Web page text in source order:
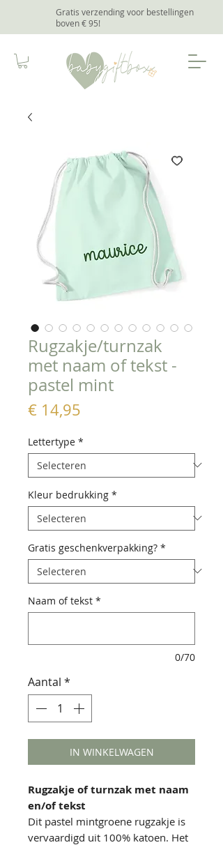
Gratis verzending voor bestellingen
boven € 95!
Rugzakje/turnzak
met naam of tekst -
pastel mint
€ 14,95
Lettertype *
Kleur bedrukking *
Gratis geschenkverpakking? *
Naam of tekst *
0/70
Aantal *
IN WINKELWAGEN
Rugzakje of turnzak met naam
en/of tekst
Dit pastel mintgroene rugzakje is
vervaardigd uit 100% katoen. Het